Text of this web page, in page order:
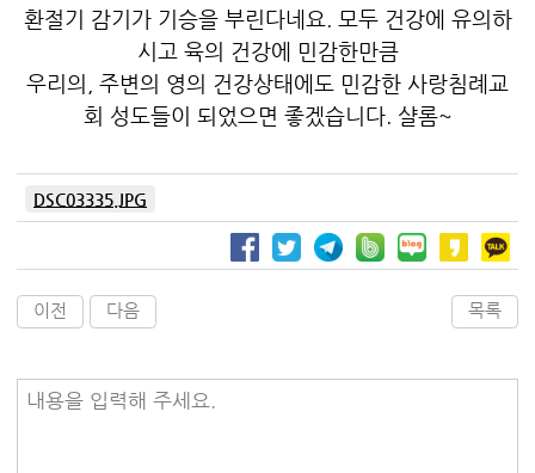
환절기 감기가 기승을 부린다네요. 모두 건강에 유의하
시고 육의 건강에 민감한만큼
우리의, 주변의 영의 건강상태에도 민감한 사랑침례교
회 성도들이 되었으면 좋겠습니다. 샬롬~
DSC03335.JPG
이전 다음 목록
내용을 입력해 주세요.